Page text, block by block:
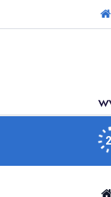
veriye dayalı